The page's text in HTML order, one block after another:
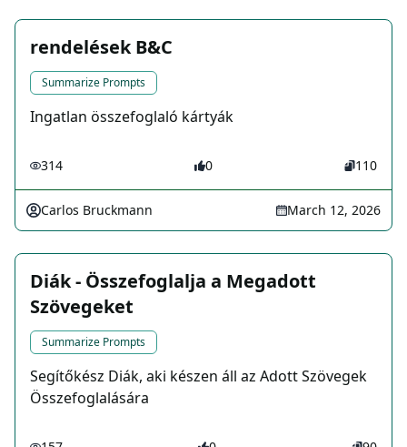
rendelések B&C
Summarize Prompts
Ingatlan összefoglaló kártyák
314 0 110
Carlos Bruckmann March 12, 2026
Diák - Összefoglalja a Megadott
Szövegeket
Summarize Prompts
Segítőkész Diák, aki készen áll az Adott Szövegek
Összefoglalására